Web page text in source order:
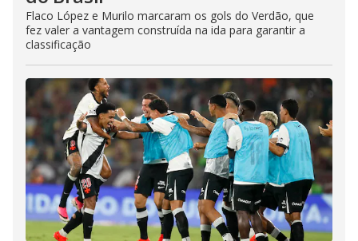
Flaco López e Murilo marcaram os gols do Verdão, que
fez valer a vantagem construída na ida para garantir a
classificação